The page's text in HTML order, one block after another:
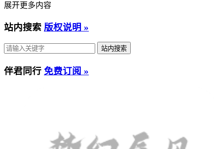
展开更多内容
站内搜索 版权说明 »
伴君同行 免费订阅 »